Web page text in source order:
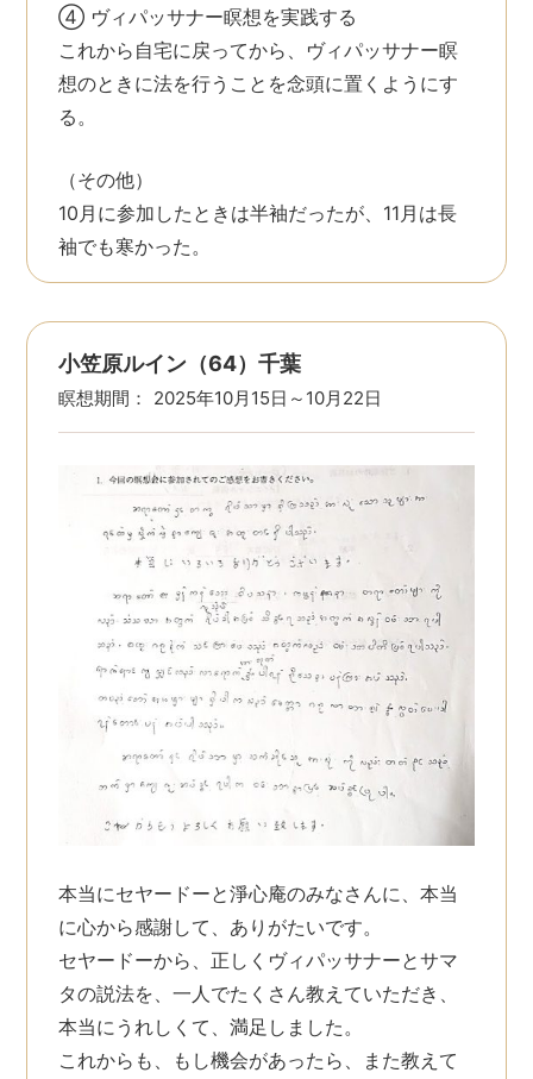
④ ヴィパッサナー瞑想を実践する
これから自宅に戻ってから、ヴィパッサナー瞑
想のときに法を行うことを念頭に置くようにす
る。
（その他）
10月に参加したときは半袖だったが、11月は長
袖でも寒かった。
小笠原ルイン（64）千葉
瞑想期間： 2025年10月15日～10月22日
本当にセヤードーと淨心庵のみなさんに、本当
に心から感謝して、ありがたいです。
セヤードーから、正しくヴィパッサナーとサマ
タの説法を、一人でたくさん教えていただき、
本当にうれしくて、満足しました。
これからも、もし機会があったら、また教えて